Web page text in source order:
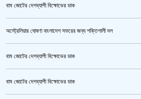
বাম জোটের দেশব্যাপী বিক্ষোভের ডাক
অস্ট্রেলিয়ার ঘোষণা বাংলাদেশ সফরের জন্য শক্তিশালী দল
বাম জোটের দেশব্যাপী বিক্ষোভের ডাক
বাম জোটের দেশব্যাপী বিক্ষোভের ডাক